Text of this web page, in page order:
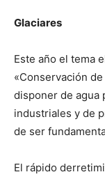
Glaciares
Este año el tema
«Conservación
disponer de agua
industriales y de
de ser
El rápido